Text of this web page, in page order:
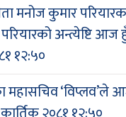
मनोज कुमार
अन्त्येष्टि आज
१२:५०
महासचिव ‘विप्लव’ले